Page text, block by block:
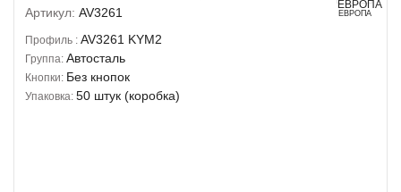
Артикул: AV3261 ЕВРОПА
Профиль : AV3261 KYM2
Группа: Автосталь
Кнопки: Без кнопок
Упаковка: 50 штук (коробка)